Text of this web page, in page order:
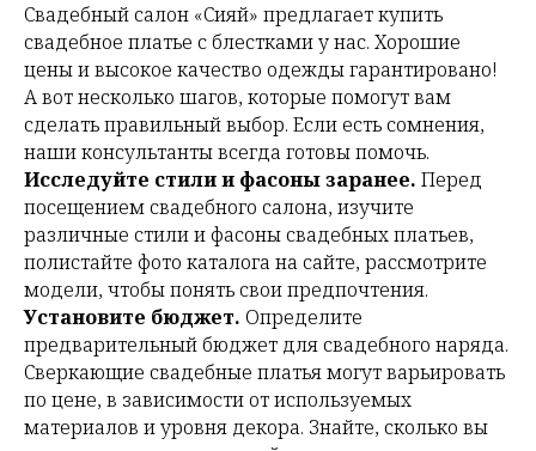
Свадебный салон «Сияй» предлагает купить
свадебное платье с блестками у нас. Хорошие
цены и высокое качество одежды гарантировано!
А вот несколько шагов, которые помогут вам
сделать правильный выбор. Если есть сомнения,
наши консультанты всегда готовы помочь.
Исследуйте стили и фасоны заранее. Перед
посещением свадебного салона, изучите
различные стили и фасоны свадебных платьев,
полистайте фото каталога на сайте, рассмотрите
модели, чтобы понять свои предпочтения.
Установите бюджет. Определите
предварительный бюджет для свадебного наряда.
Сверкающие свадебные платья могут варьировать
по цене, в зависимости от используемых
материалов и уровня декора. Знайте, сколько вы